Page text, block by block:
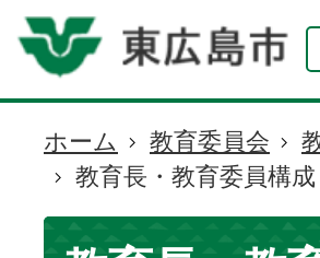
現
在
の
位
ホーム 教育委員会
教育長・教育委員構成